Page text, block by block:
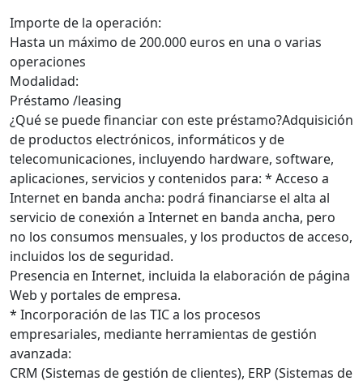
Importe de la operación:
Hasta un máximo de 200.000 euros en una o varias
operaciones
Modalidad:
Préstamo /leasing
¿Qué se puede financiar con este préstamo?Adquisición
de productos electrónicos, informáticos y de
telecomunicaciones, incluyendo hardware, software,
aplicaciones, servicios y contenidos para: * Acceso a
Internet en banda ancha: podrá financiarse el alta al
servicio de conexión a Internet en banda ancha, pero
no los consumos mensuales, y los productos de acceso,
incluidos los de seguridad.
Presencia en Internet, incluida la elaboración de página
Web y portales de empresa.
* Incorporación de las TIC a los procesos
empresariales, mediante herramientas de gestión
avanzada:
CRM (Sistemas de gestión de clientes), ERP (Sistemas de